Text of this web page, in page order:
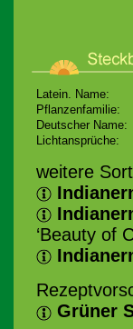
Latein. Name:
Pflanzenfamilie:
Deutscher Name:
Lichtansprüche:
weitere
‘Beauty of
Grüner